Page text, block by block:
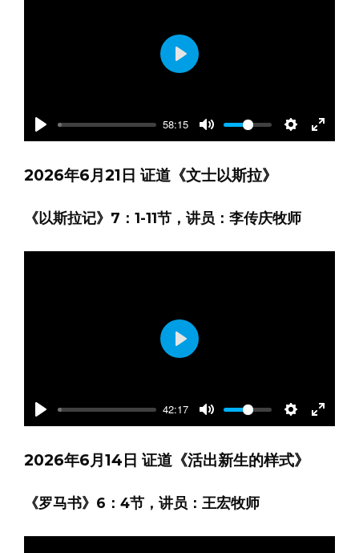
Play
58:15
Mute Settings
Enter
Play
2026年6月21日 证道《文士以斯拉》
《以斯拉记》7：1-11节，讲员：李传庆牧师
Play
42:17
Mute Settings
Enter
Play
2026年6月14日 证道《活出新生的样式》
《罗马书》6：4节，讲员：王宏牧师